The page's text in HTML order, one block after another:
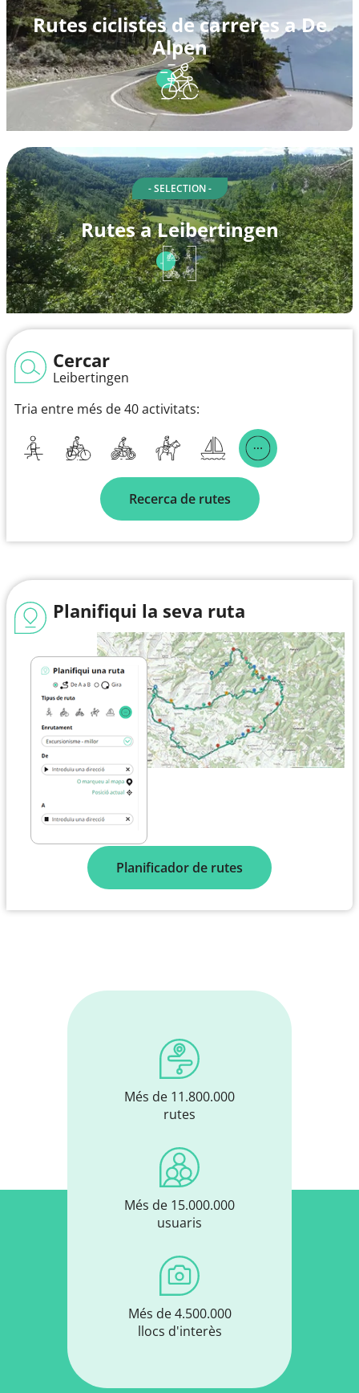
Rutes ciclistes de carreres a De
Alpen
- SELECTION -
Rutes a Leibertingen
Cercar
Leibertingen
Tria entre més de 40 activitats:
Recerca de rutes
Planifiqui la seva ruta
Planificador de rutes
Més de 11.800.000
rutes
Més de 15.000.000
usuaris
Més de 4.500.000
llocs d'interès